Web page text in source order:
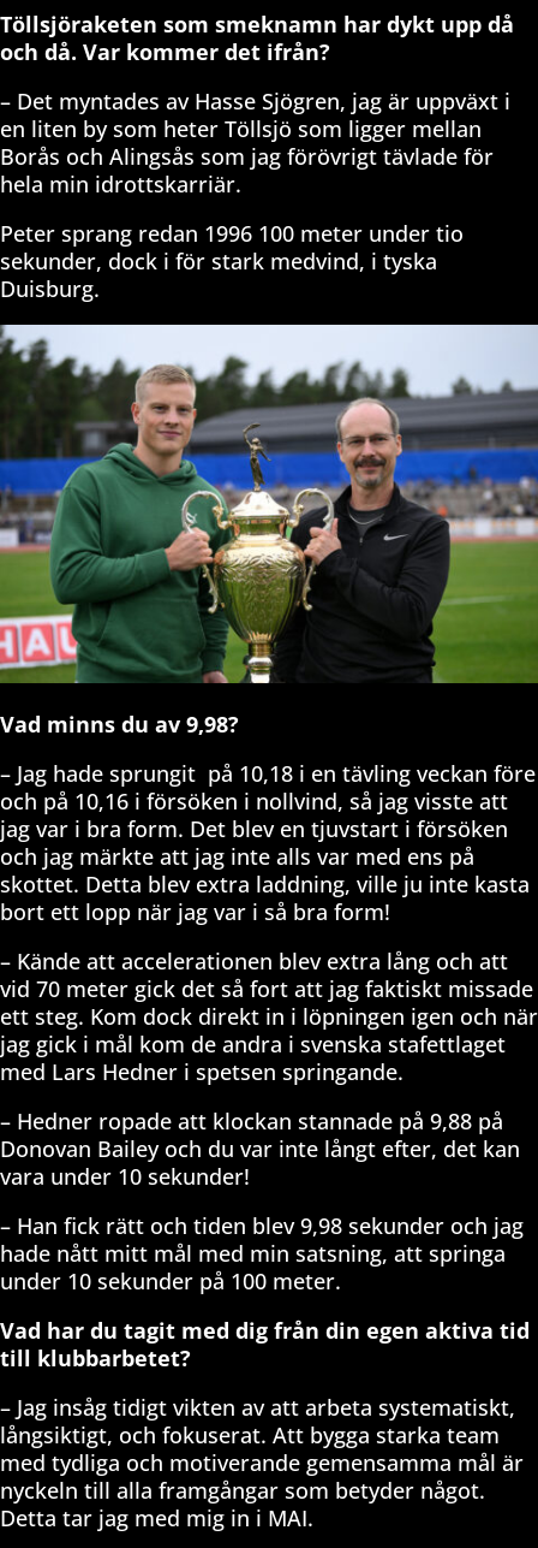
Töllsjöraketen som smeknamn har dykt upp då
och då. Var kommer det ifrån?
– Det myntades av Hasse Sjögren, jag är uppväxt i
en liten by som heter Töllsjö som ligger mellan
Borås och Alingsås som jag förövrigt tävlade för
hela min idrottskarriär.
Peter sprang redan 1996 100 meter under tio
sekunder, dock i för stark medvind, i tyska
Duisburg.
Vad minns du av 9,98?
– Jag hade sprungit på 10,18 i en tävling veckan före
och på 10‚16 i försöken i nollvind, så jag visste att
jag var i bra form. Det blev en tjuvstart i försöken
och jag märkte att jag inte alls var med ens på
skottet. Detta blev extra laddning, ville ju inte kasta
bort ett lopp när jag var i så bra form!
– Kände att accelerationen blev extra lång och att
vid 70 meter gick det så fort att jag faktiskt missade
ett steg. Kom dock direkt in i löpningen igen och när
jag gick i mål kom de andra i svenska stafettlaget
med Lars Hedner i spetsen springande.
– Hedner ropade att klockan stannade på 9,88 på
Donovan Bailey och du var inte långt efter, det kan
vara under 10 sekunder!
– Han fick rätt och tiden blev 9,98 sekunder och jag
hade nått mitt mål med min satsning, att springa
under 10 sekunder på 100 meter.
Vad har du tagit med dig från din egen aktiva tid
till klubbarbetet?
– Jag insåg tidigt vikten av att arbeta systematiskt,
långsiktigt, och fokuserat. Att bygga starka team
med tydliga och motiverande gemensamma mål är
nyckeln till alla framgångar som betyder något.
Detta tar jag med mig in i MAI.